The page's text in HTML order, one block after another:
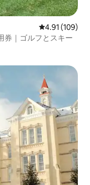
レビュー109
4.91 (109)
券｜ゴルフとスキー